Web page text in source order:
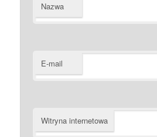
Nazwa
E-mail
Witryna internetowa